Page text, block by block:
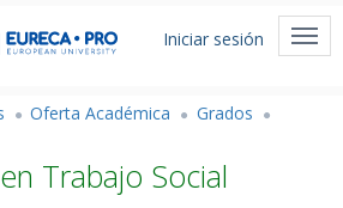
Menú
cuenta
usuario
Iniciar sesión
Oferta Académica Grados
Trabajo Social